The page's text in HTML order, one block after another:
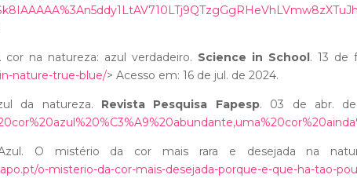
cor na natureza: azul verdadeiro. Science in School. 13 de
nature-true-blue/> Acesso em: 16 de jul. de 2024.
da natureza. Revista Pesquisa Fapesp. 03 de abr. de
Azul. O mistério da cor mais rara e desejada na
o-misterio-da-cor-mais-desejada-porque-e-que-ha-tao-